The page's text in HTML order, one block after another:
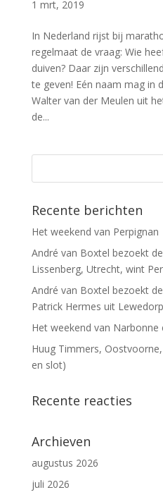
1 mrt, 2019
In Nederland rijst bij
regelmaat de vraag: Wie
duiven? Daar zijn
te geven! Eén naam mag
Walter van der Meulen uit
de...
Recente berichten
Het weekend van Perpignan
André van Boxtel bezoekt
Lissenberg, Utrecht, wint
André van Boxtel bezoekt
Patrick Hermes uit
Het weekend van
Huug Timmers,
en slot)
Recente reacties
Archieven
augustus 2026
juli 2026